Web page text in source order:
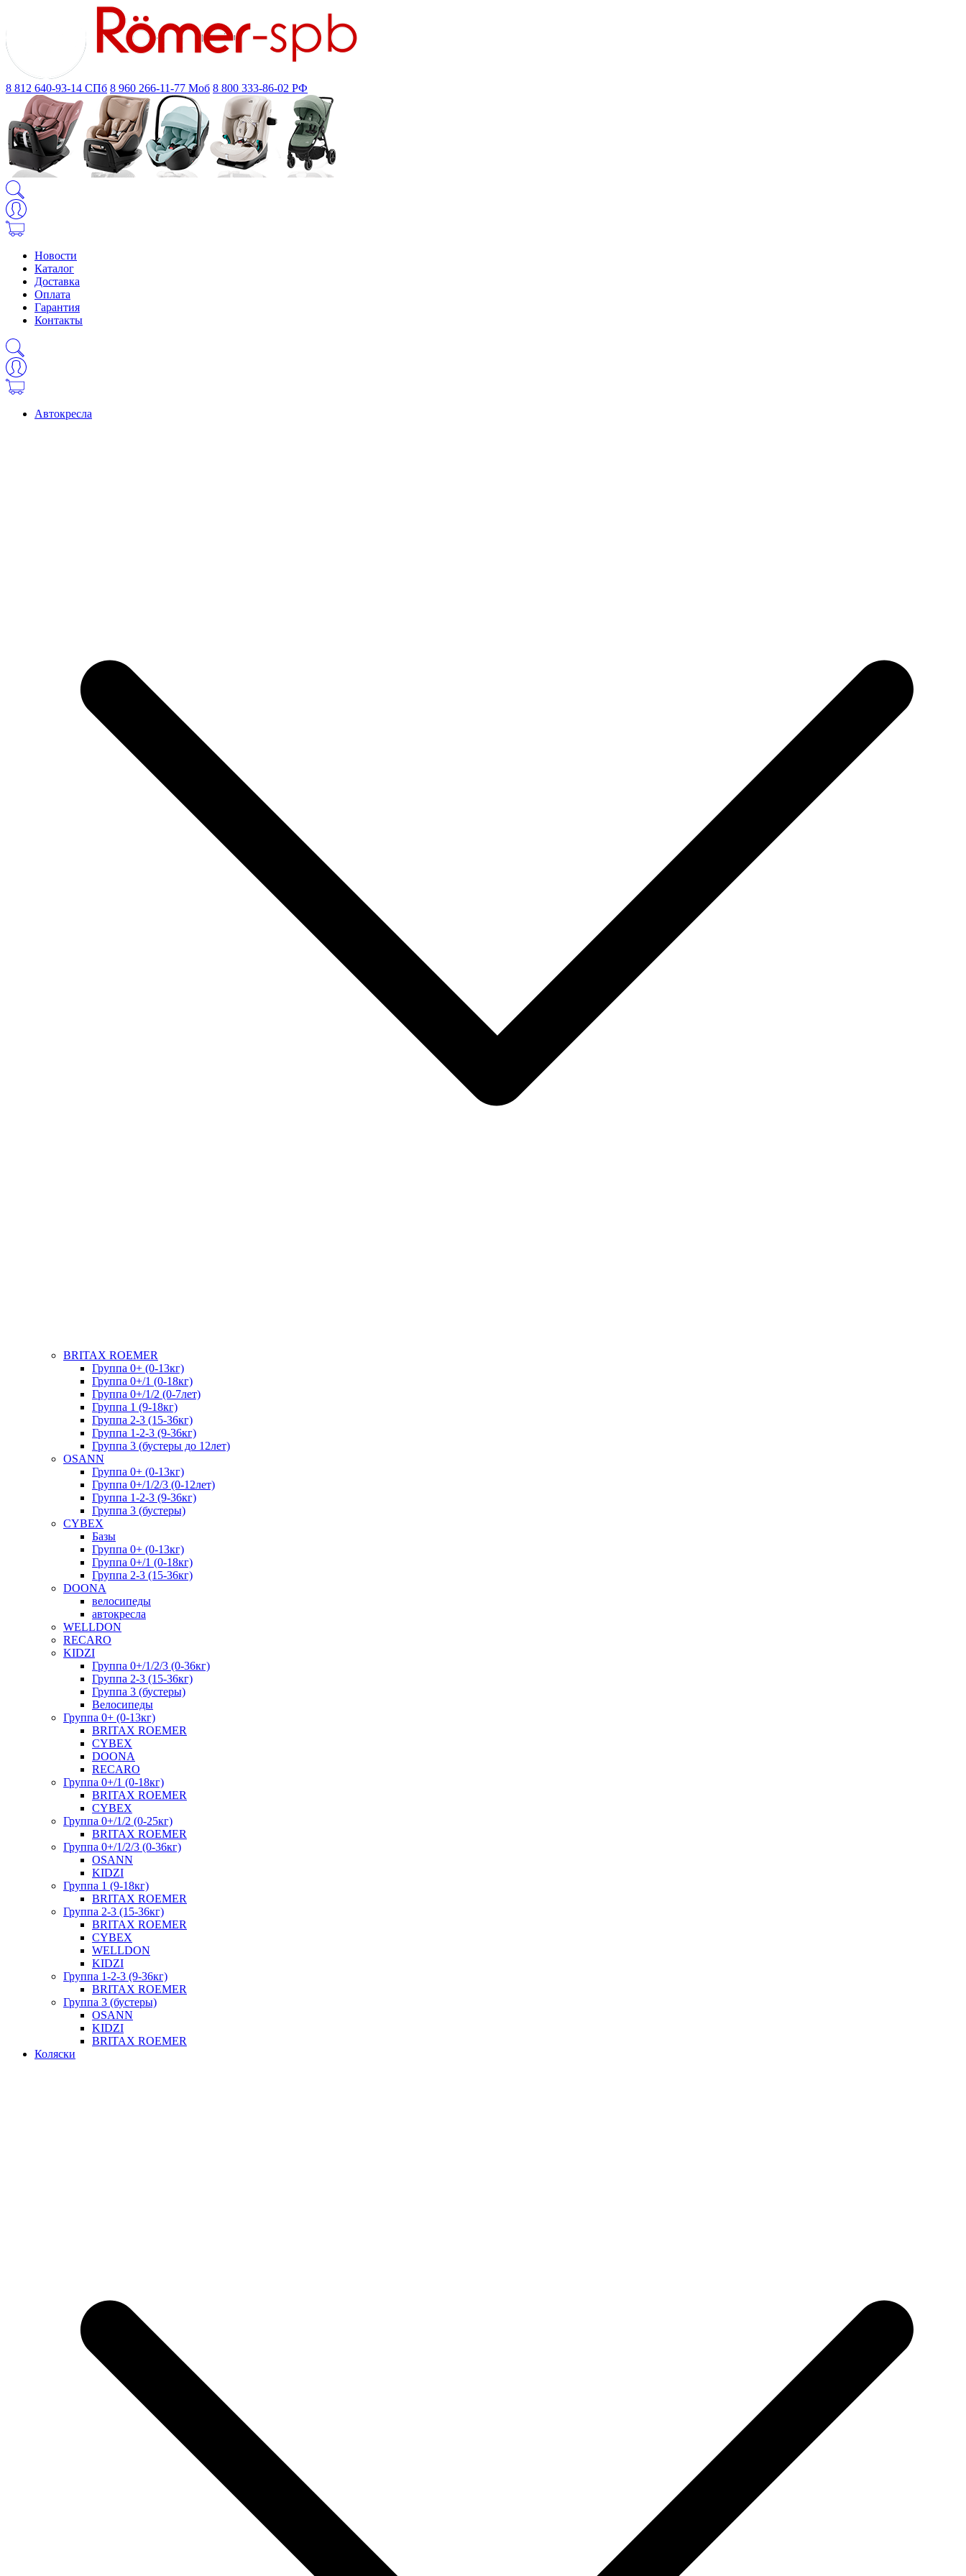
8 812 640-93-14 СПб 8 960 266-11-77 Моб 8 800 333-86-02 РФ
Новости
Каталог
Доставка
Оплата
Гарантия
Контакты
Автокресла
BRITAX ROEMER
Группа 0+ (0-13кг)
Группа 0+/1 (0-18кг)
Группа 0+/1/2 (0-7лет)
Группа 1 (9-18кг)
Группа 2-3 (15-36кг)
Группа 1-2-3 (9-36кг)
Группа 3 (бустеры до 12лет)
OSANN
Группа 0+ (0-13кг)
Группа 0+/1/2/3 (0-12лет)
Группа 1-2-3 (9-36кг)
Группа 3 (бустеры)
CYBEX
Базы
Группа 0+ (0-13кг)
Группа 0+/1 (0-18кг)
Группа 2-3 (15-36кг)
DOONA
велосипеды
автокресла
WELLDON
RECARO
KIDZI
Группа 0+/1/2/3 (0-36кг)
Группа 2-3 (15-36кг)
Группа 3 (бустеры)
Велосипеды
Группа 0+ (0-13кг)
BRITAX ROEMER
CYBEX
DOONA
RECARO
Группа 0+/1 (0-18кг)
BRITAX ROEMER
CYBEX
Группа 0+/1/2 (0-25кг)
BRITAX ROEMER
Группа 0+/1/2/3 (0-36кг)
OSANN
KIDZI
Группа 1 (9-18кг)
BRITAX ROEMER
Группа 2-3 (15-36кг)
BRITAX ROEMER
CYBEX
WELLDON
KIDZI
Группа 1-2-3 (9-36кг)
BRITAX ROEMER
Группа 3 (бустеры)
OSANN
KIDZI
BRITAX ROEMER
Коляски